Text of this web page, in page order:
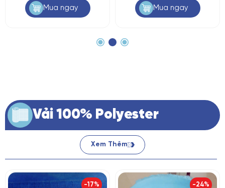
Mua ngay Mua ngay
Vải 100% Polyester
Xem Thêm
-17% -24%